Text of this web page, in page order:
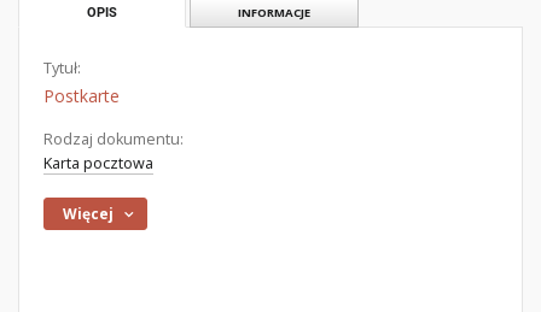
OPIS INFORMACJE
Tytuł:
Postkarte
Rodzaj dokumentu:
Karta pocztowa
Więcej